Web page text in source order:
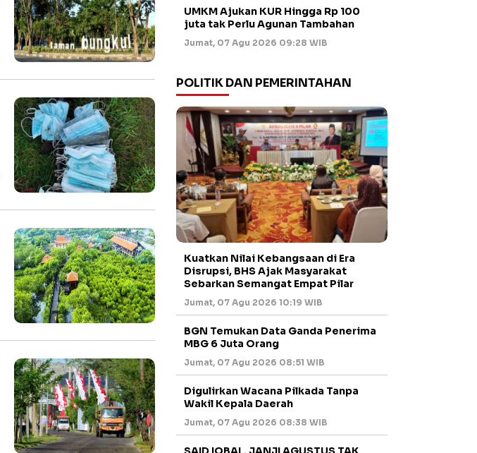
UMKM Ajukan KUR Hingga Rp 100
juta tak Perlu Agunan Tambahan
Jumat, 07 Agu 2026 09:28 WIB
POLITIK DAN PEMERINTAHAN
Kuatkan Nilai Kebangsaan di Era
Disrupsi, BHS Ajak Masyarakat
Sebarkan Semangat Empat Pilar
Jumat, 07 Agu 2026 10:19 WIB
BGN Temukan Data Ganda Penerima
MBG 6 Juta Orang
Jumat, 07 Agu 2026 08:51 WIB
Digulirkan Wacana Pilkada Tanpa
Wakil Kepala Daerah
Jumat, 07 Agu 2026 08:38 WIB